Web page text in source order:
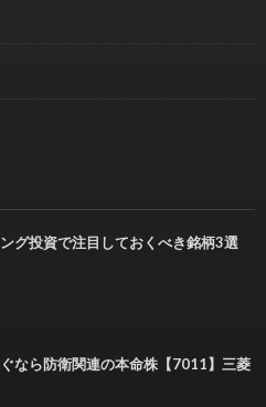
グ投資で注目しておくべき銘柄3選
なら防衛関連の本命株【7011】三菱